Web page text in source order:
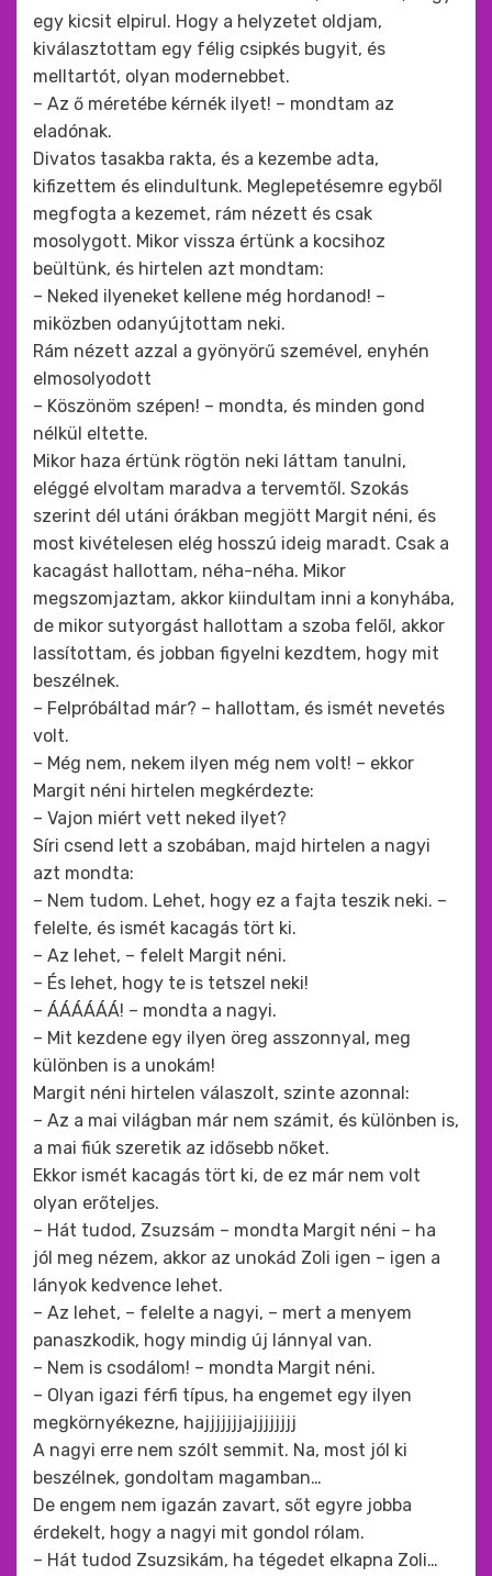
egy kicsit elpirul. Hogy a helyzetet oldjam,
kiválasztottam egy félig csipkés bugyit, és
melltartót, olyan modernebbet.
– Az ő méretébe kérnék ilyet! – mondtam az
eladónak.
Divatos tasakba rakta, és a kezembe adta,
kifizettem és elindultunk. Meglepetésemre egyből
megfogta a kezemet, rám nézett és csak
mosolygott. Mikor vissza értünk a kocsihoz
beültünk, és hirtelen azt mondtam:
– Neked ilyeneket kellene még hordanod! –
miközben odanyújtottam neki.
Rám nézett azzal a gyönyörű szemével, enyhén
elmosolyodott
– Köszönöm szépen! – mondta, és minden gond
nélkül eltette.
Mikor haza értünk rögtön neki láttam tanulni,
eléggé elvoltam maradva a tervemtől. Szokás
szerint dél utáni órákban megjött Margit néni, és
most kivételesen elég hosszú ideig maradt. Csak a
kacagást hallottam, néha-néha. Mikor
megszomjaztam, akkor kiindultam inni a konyhába,
de mikor sutyorgást hallottam a szoba felől, akkor
lassítottam, és jobban figyelni kezdtem, hogy mit
beszélnek.
– Felpróbáltad már? – hallottam, és ismét nevetés
volt.
– Még nem, nekem ilyen még nem volt! – ekkor
Margit néni hirtelen megkérdezte:
– Vajon miért vett neked ilyet?
Síri csend lett a szobában, majd hirtelen a nagyi
azt mondta:
– Nem tudom. Lehet, hogy ez a fajta teszik neki. –
felelte, és ismét kacagás tört ki.
– Az lehet, – felelt Margit néni.
– És lehet, hogy te is tetszel neki!
– ÁÁÁÁÁÁ! – mondta a nagyi.
– Mit kezdene egy ilyen öreg asszonnyal, meg
különben is a unokám!
Margit néni hirtelen válaszolt, szinte azonnal:
– Az a mai világban már nem számit, és különben is,
a mai fiúk szeretik az idősebb nőket.
Ekkor ismét kacagás tört ki, de ez már nem volt
olyan erőteljes.
– Hát tudod, Zsuzsám – mondta Margit néni – ha
jól meg nézem, akkor az unokád Zoli igen – igen a
lányok kedvence lehet.
– Az lehet, – felelte a nagyi, – mert a menyem
panaszkodik, hogy mindig új lánnyal van.
– Nem is csodálom! – mondta Margit néni.
– Olyan igazi férfi típus, ha engemet egy ilyen
megkörnyékezne, hajjjjjjjajjjjjjjj
A nagyi erre nem szólt semmit. Na, most jól ki
beszélnek, gondoltam magamban…
De engem nem igazán zavart, sőt egyre jobba
érdekelt, hogy a nagyi mit gondol rólam.
– Hát tudod Zsuzsikám, ha tégedet elkapna Zoli…